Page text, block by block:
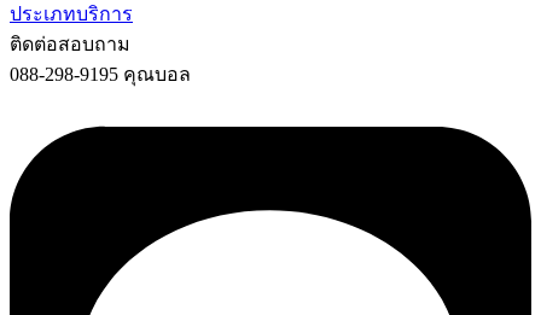
ประเภทบริการ
ติดต่อสอบถาม
088-298-9195 คุณบอล